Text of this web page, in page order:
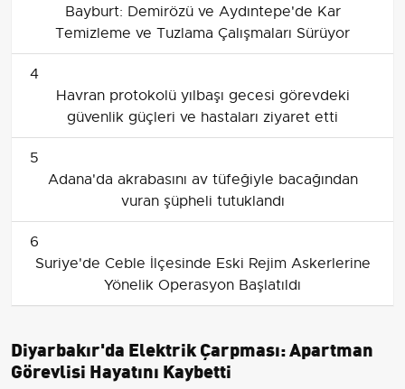
Bayburt: Demirözü ve Aydıntepe'de Kar
Temizleme ve Tuzlama Çalışmaları Sürüyor
4
Havran protokolü yılbaşı gecesi görevdeki
güvenlik güçleri ve hastaları ziyaret etti
5
Adana'da akrabasını av tüfeğiyle bacağından
vuran şüpheli tutuklandı
6
Suriye'de Ceble İlçesinde Eski Rejim Askerlerine
Yönelik Operasyon Başlatıldı
Diyarbakır'da Elektrik Çarpması: Apartman
Görevlisi Hayatını Kaybetti